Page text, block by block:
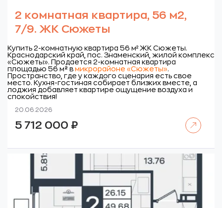
2 комнатная квартира, 56 м2,
7/9. ЖК Сюжеты
Купить 2-комнатную квартира 56 м² ЖК Сюжеты.
Краснодарский край, пос. Знаменский, жилой комплекс
«Сюжеты». Продается 2-комнатная квартира
площадью 56 м² в микрорайоне «Сюжеты».
Пространство, где у каждого сценария есть свое
место. Кухня-гостиная собирает близких вместе, а
лоджия добавляет квартире ощущение воздуха и
спокойствия!
20.06.2026
5 712 000 ₽